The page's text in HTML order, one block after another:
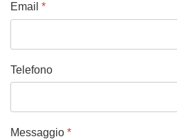
Email *
Telefono
Messaggio *